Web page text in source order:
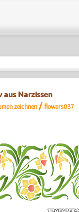
Narzissen
zeichnen /flowers037